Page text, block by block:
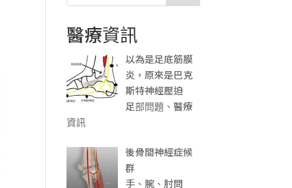
醫療資訊
以為是足底筋膜
炎，原來是巴克
斯特神經壓迫
足部問題、醫療
資訊
後骨間神經症候
群
手、腕、肘問